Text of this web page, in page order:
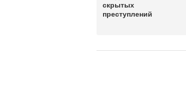
скрытых
преступлений